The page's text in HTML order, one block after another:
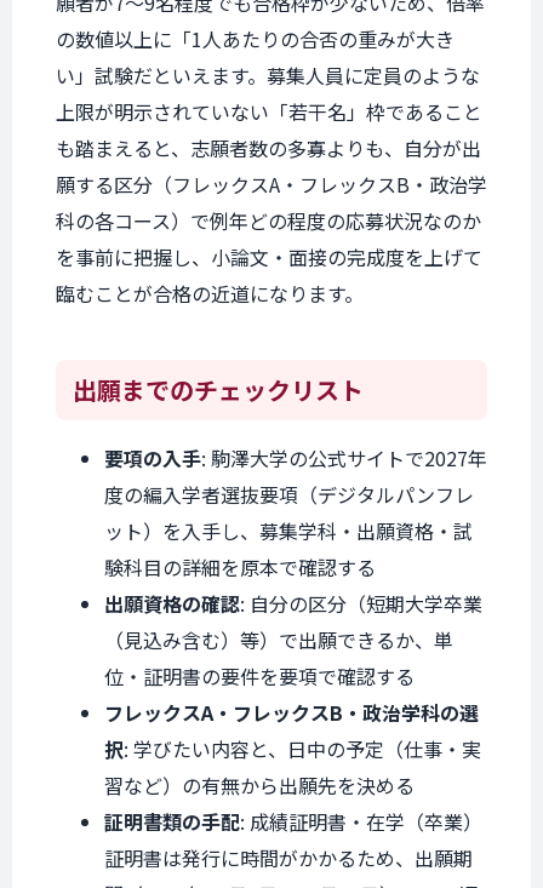
の数値以上に「1人あたりの合否の重みが大き
い」試験だといえます。募集人員に定員のような
上限が明示されていない「若干名」枠であること
も踏まえると、志願者数の多寡よりも、自分が出
願する区分（フレックスA・フレックスB・政治学
科の各コース）で例年どの程度の応募状況なのか
を事前に把握し、小論文・面接の完成度を上げて
臨むことが合格の近道になります。
出願までのチェックリスト
要項の入手: 駒澤大学の公式サイトで2027年
度の編入学者選抜要項（デジタルパンフレ
ット）を入手し、募集学科・出願資格・試
験科目の詳細を原本で確認する
出願資格の確認: 自分の区分（短期大学卒業
（見込み含む）等）で出願できるか、単
位・証明書の要件を要項で確認する
フレックスA・フレックスB・政治学科の選
択: 学びたい内容と、日中の予定（仕事・実
習など）の有無から出願先を決める
証明書類の手配: 成績証明書・在学（卒業）
証明書は発行に時間がかかるため、出願期